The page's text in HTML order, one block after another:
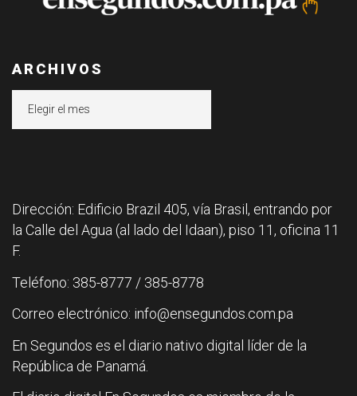
ARCHIVOS
Dirección: Edificio Brazil 405, vía Brasil, entrando por
la Calle del Agua (al lado del Idaan), piso 11, oficina 11
F.
Teléfono: 385-8777 / 385-8778
Correo electrónico: info@ensegundos.com.pa
En Segundos es el diario nativo digital líder de la
República de Panamá.